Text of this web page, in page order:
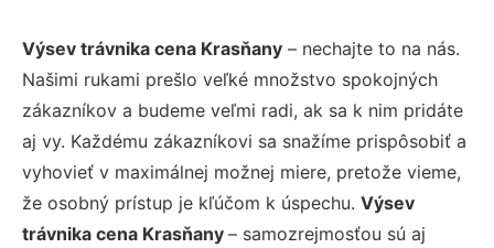
Výsev trávnika cena Krasňany – nechajte to na nás.
Našimi rukami prešlo veľké množstvo spokojných
zákazníkov a budeme veľmi radi, ak sa k nim pridáte
aj vy. Každému zákazníkovi sa snažíme prispôsobiť a
vyhovieť v maximálnej možnej miere, pretože vieme,
že osobný prístup je kľúčom k úspechu. Výsev
trávnika cena Krasňany – samozrejmosťou sú aj